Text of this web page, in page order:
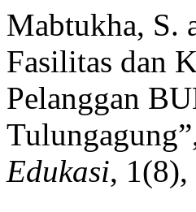
Mabtukha, S.
Fasilitas dan
Pelanggan
Edukasi,